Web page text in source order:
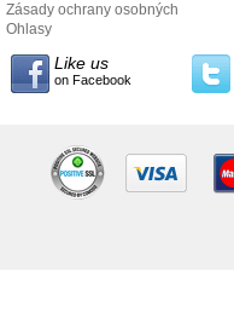
Zásady ochrany osobných
údajov
Ohlasy
Like us
on Facebook